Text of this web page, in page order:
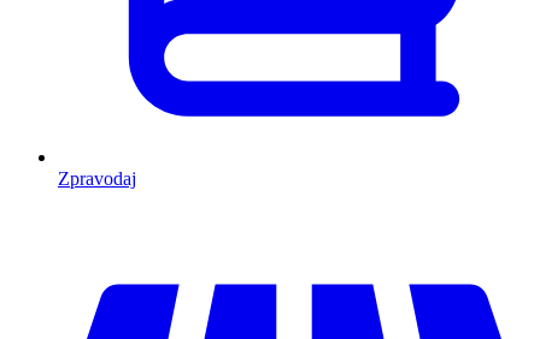
Zpravodaj